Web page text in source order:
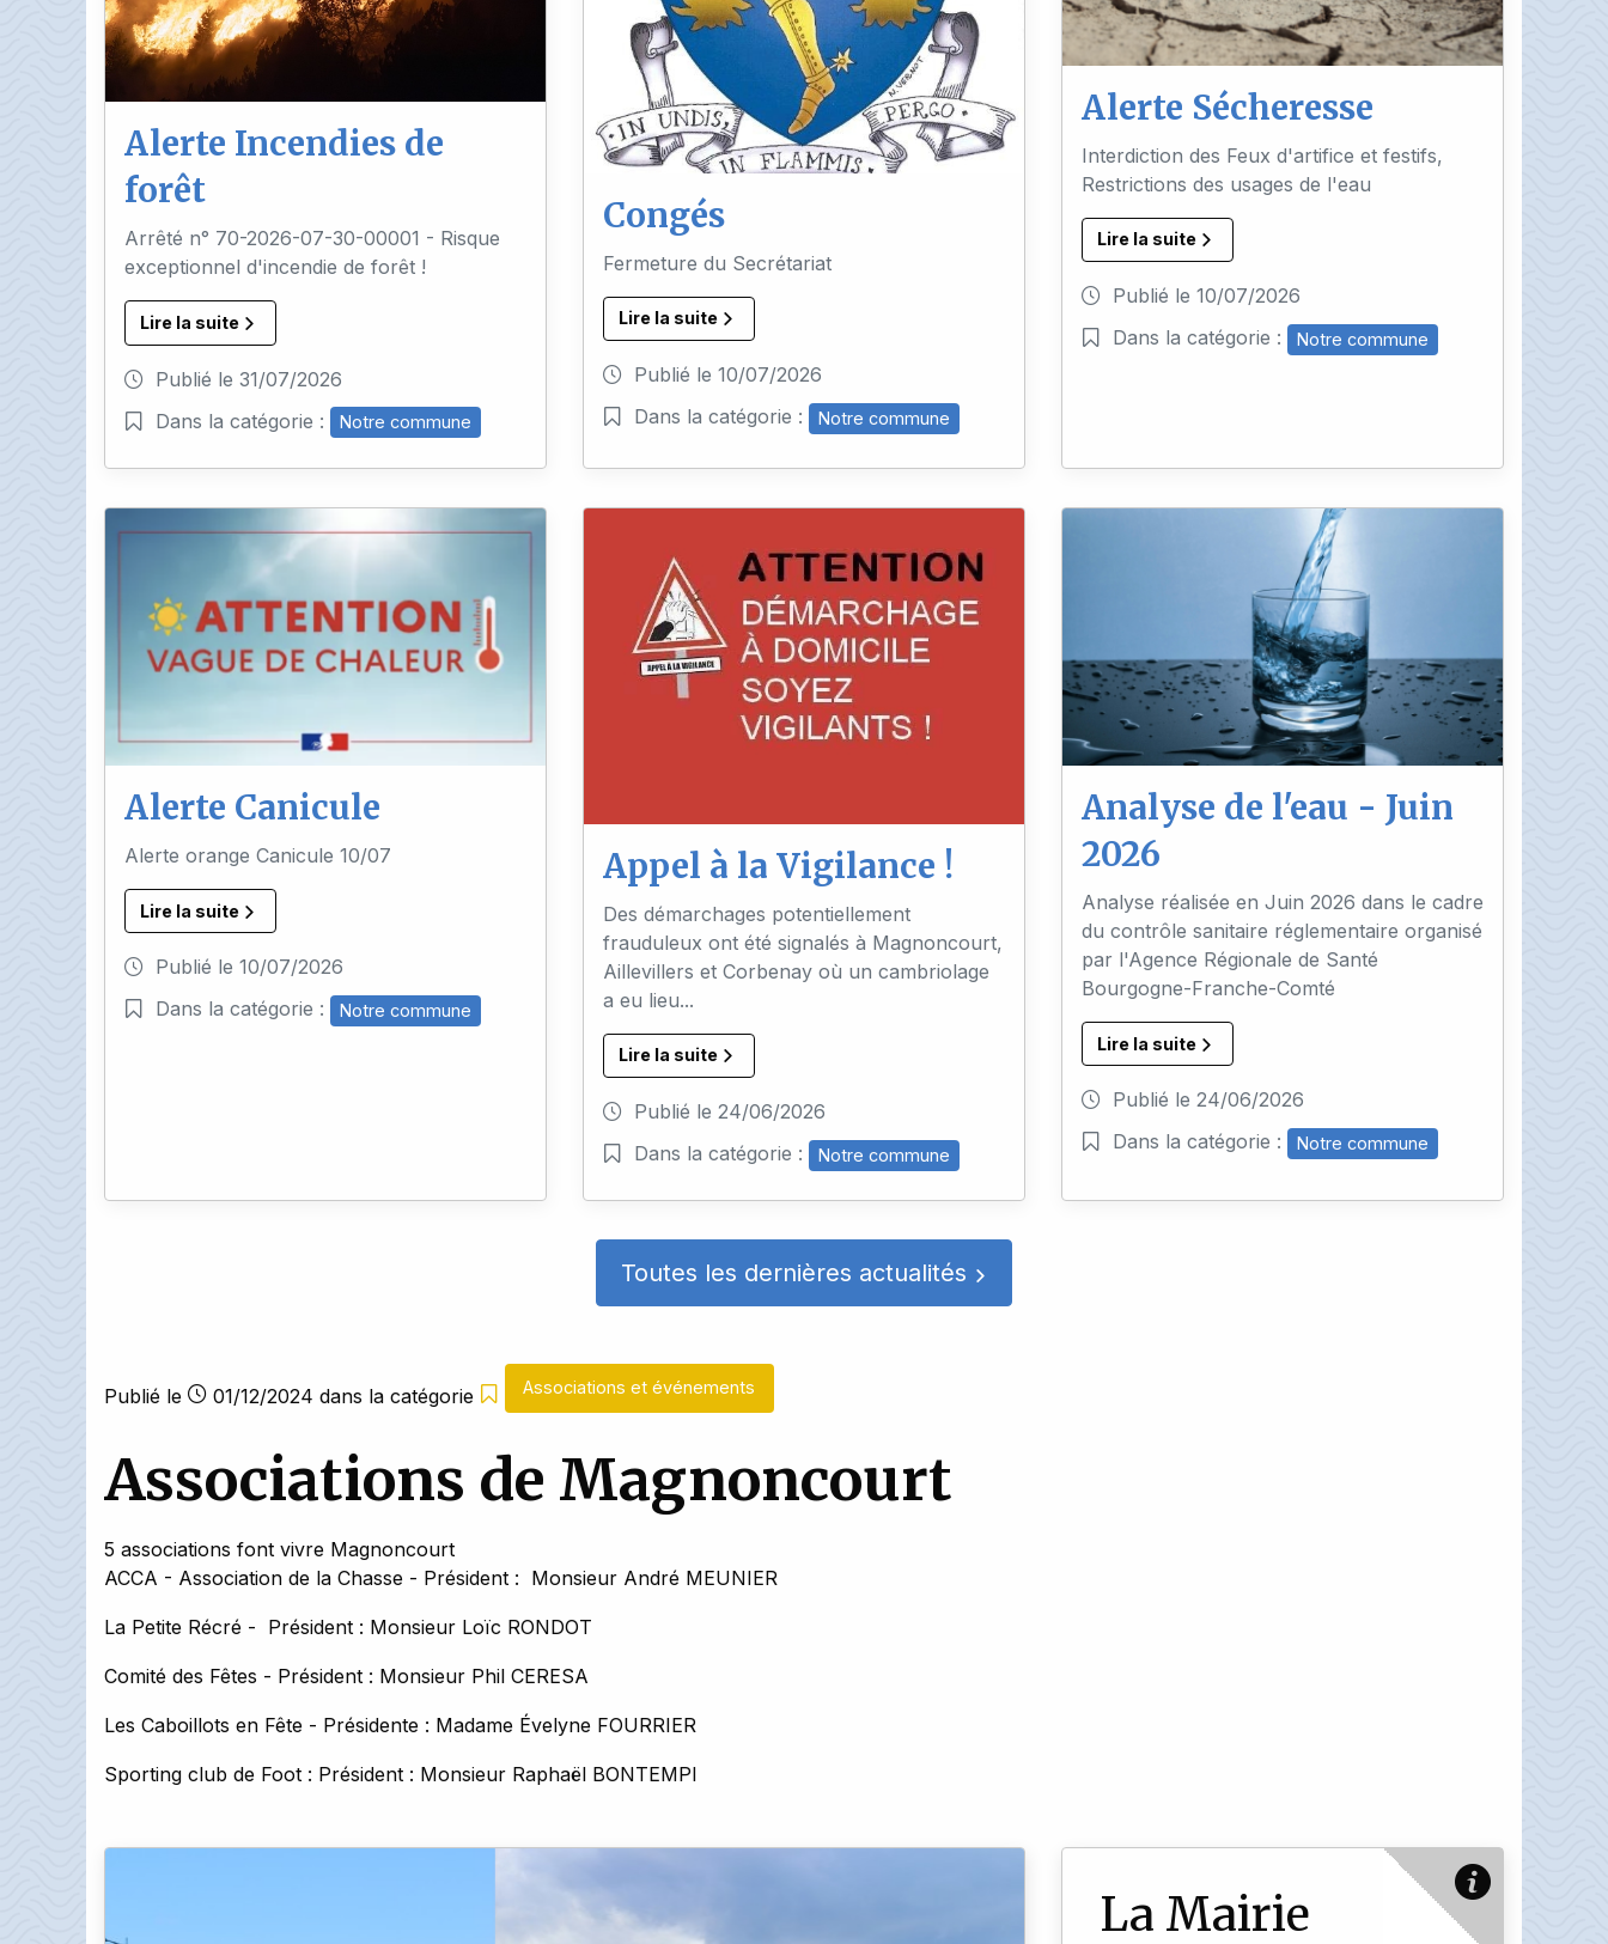
Alerte Incendies de
forêt
Arrêté n° 70-2026-07-30-00001 - Risque
exceptionnel d'incendie de forêt !
Lire la suite
Publié le31/07/2026
Dans la catégorie :
Notre commune
Congés
Fermeture du Secrétariat
Lire la suite
Publié le 10/07/2026
Dans la catégorie :
Notre commune
Alerte Sécheresse
Interdiction des Feux d'artifice et festifs,
Restrictions des usages de l'eau
Lire la suite
Publié le 10/07/2026
Dans la catégorie :
Notre commune
Alerte Canicule
Alerte orange Canicule 10/07
Lire la suite
Publié le10/07/2026
Dans la catégorie :
Notre commune
Appel à la Vigilance !
Des démarchages potentiellement
frauduleux ont été signalés à Magnoncourt,
Aillevillers et Corbenay où un cambriolage
a eu lieu...
Lire la suite
Publié le 24/06/2026
Dans la catégorie :
Notre commune
Analyse de l'eau - Juin
2026
Analyse réalisée en Juin 2026 dans le cadre
du contrôle sanitaire réglementaire organisé
par l'Agence Régionale de Santé
Bourgogne-Franche-Comté
Lire la suite
Publié le 24/06/2026
Dans la catégorie :
Notre commune
Toutes les dernières actualités
Publié le 01/12/2024 dans la catégorie Associations et événements
Associations de Magnoncourt
5 associations font vivre Magnoncourt
ACCA - Association de la Chasse - Président : Monsieur André MEUNIER
La Petite Récré - Président : Monsieur Loïc RONDOT
Comité des Fêtes - Président : Monsieur Phil CERESA
Les Caboillots en Fête - Présidente : Madame Évelyne FOURRIER
Sporting club de Foot : Président : Monsieur Raphaël BONTEMPI
La Mairie